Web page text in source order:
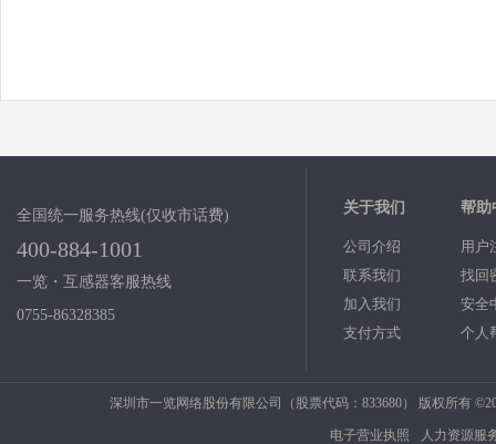
全国统一服务热线(仅收市话费)
400-884-1001
一览・互感器客服热线
0755-86328385
关于我们
公司介绍
联系我们
加入我们
支付方式
帮助
用户
找回
安全
个人
深圳市一览网络股份有限公司（股票代码：833680） 版权所有
电子营业执照 人力资源服